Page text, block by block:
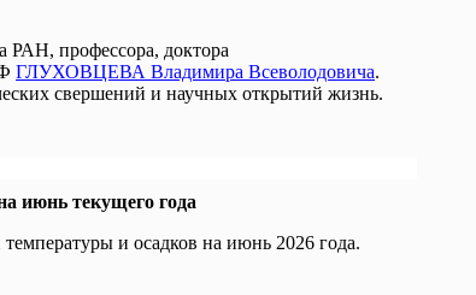
РАН, профессора, доктора
ГЛУХОВЦЕВА Владимира Всеволодовича.
свершений и научных открытий жизнь.
июнь текущего года
и осадков на июнь 2026 года.